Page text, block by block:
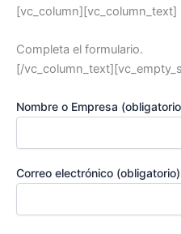
[vc_column][vc_column_text]
Completa el formulario.
[/
Nombre o Empresa
Correo electrónico (obligatorio)